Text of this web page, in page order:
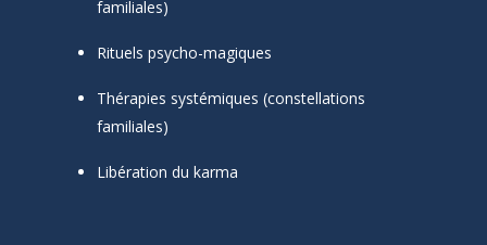
familiales)
Rituels psycho-magiques
Thérapies systémiques (constellations
familiales)
Libération du karma